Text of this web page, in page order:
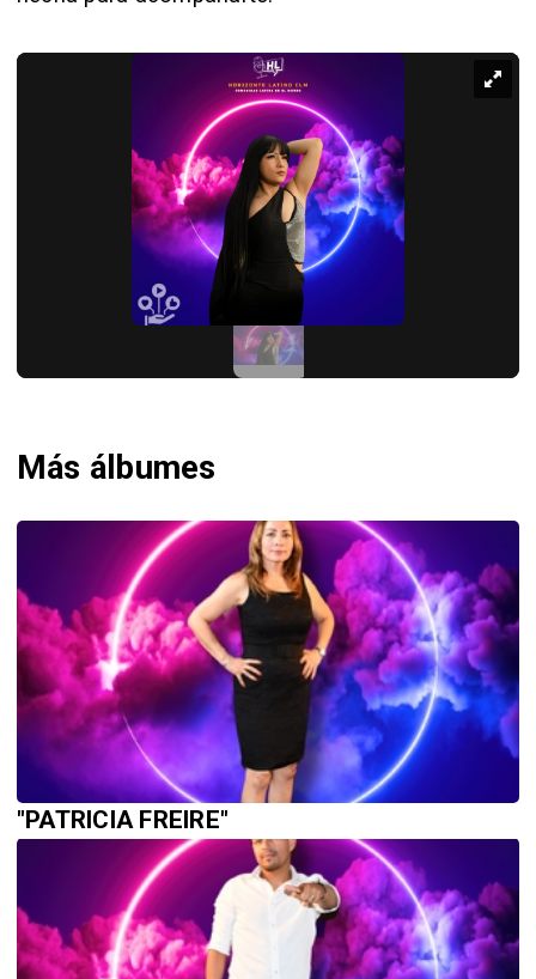
Más álbumes
"PATRICIA FREIRE"